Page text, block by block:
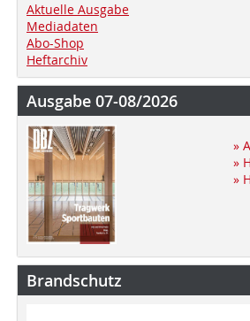
Aktuelle Ausgabe
Mediadaten
Abo-Shop
Heftarchiv
Ausgabe 07-08/2026
»
»
»
Brandschutz